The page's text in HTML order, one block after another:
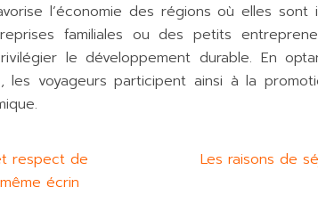
l’économie des régions où elles sont
familiales ou des petits
le développement durable. En
les voyageurs participent ainsi à la
respect de
écrin
Les raisons de